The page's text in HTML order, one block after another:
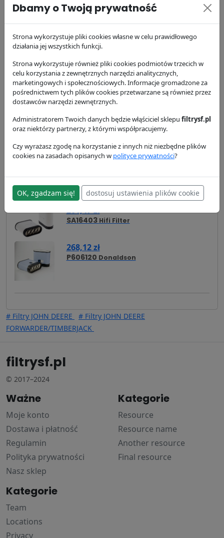
Kod produktu: SL 82002
206.8 zł
DODAJ DO KOSZYKA
dostępność:w magazynie
wysyłka:
24/48 h
Zamienniki Cross Reference
Zastosowanie
Zamienniki - Filtr powietrza SL82002
201,47 zł
SA16403 Hifi Filter
268,12 zł
P606120 Donaldson
# Filtry JOHN DEERE
# Filtry JOHN DEERE
FORWARDER/TIMBERJACK
filtrysf.pl
© 2017–2024
Ważne
Moje konto
Dostawa i płatność
Regulamin
Polityka prywatności
Nasz sklep
Kategorie
Resource
Resource name
Another resource
Final resource
Kategorie
Team
Locations
Privacy
Dbamy o Twoją prywatność
Strona wykorzystuje pliki cookies własne w celu prawidłowego
działania jej wszystkich funkcji.
Strona wykorzystuje również pliki cookies podmiotów trzecich w
celu korzystania z zewnętrznych narzędzi analitycznych,
marketingowych i społecznościowych. Informacje gromadzone za
pośrednictwem tych plików cookies przetwarzane są również przez
dostawców narzędzi zewnętrznych.
Administratorem Twoich danych będzie włąściciel sklepu filtrysf.pl
oraz niektórzy partnerzy, z którymi współpracujemy.
Czy wyrażasz zgodę na korzystanie z innych niż niezbędne plików
cookies na zasadach opisanych w polityce prywatności?
OK, zgadzam się! dostosuj ustawienia plików cookie